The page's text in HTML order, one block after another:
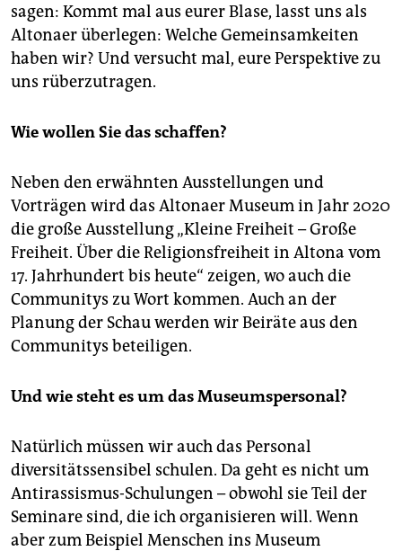
sagen: Kommt mal aus eurer Blase, lasst uns als
Altonaer überlegen: Welche Gemeinsamkeiten
haben wir? Und versucht mal, eure Perspektive zu
uns rüberzutragen.
Wie wollen Sie das schaffen?
Neben den erwähnten Ausstellungen und
Vorträgen wird das Altonaer Museum in Jahr 2020
die große Ausstellung „Kleine Freiheit – Große
Freiheit. Über die Religionsfreiheit in Altona vom
17. Jahrhundert bis heute“ zeigen, wo auch die
Communitys zu Wort kommen. Auch an der
Planung der Schau werden wir Beiräte aus den
Communitys beteiligen.
Und wie steht es um das Museumspersonal?
Natürlich müssen wir auch das Personal
diversitätssensibel schulen. Da geht es nicht um
Antirassismus-Schulungen – obwohl sie Teil der
Seminare sind, die ich organisieren will. Wenn
aber zum Beispiel Menschen ins Museum